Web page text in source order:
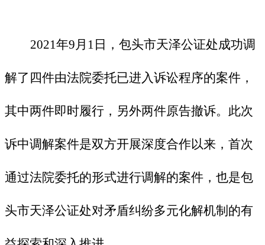
2021年9月1日，包头市天泽公证处成功调
解了四件由法院委托已进入诉讼程序的案件，
其中两件即时履行，另外两件原告撤诉。此次
诉中调解案件是双方开展深度合作以来，首次
通过法院委托的形式进行调解的案件，也是包
头市天泽公证处对矛盾纠纷多元化解机制的有